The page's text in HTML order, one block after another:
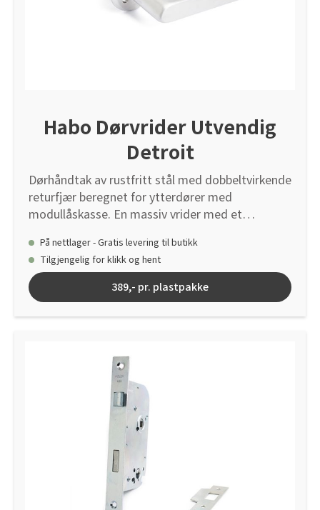
Habo Dørvrider Utvendig
Detroit
Dørhåndtak av rustfritt stål med dobbeltvirkende
returfjær beregnet for ytterdører med
modullåskasse. En massiv vrider med et
fungerer dørhåndtaket også på låskasser hvor
forreiling skjer ved at dørhåndtaket løftes.
Tilpasset dørtykkelse 38-70 mm. Bygger ut 60
mm.
På nettlager - Gratis levering til butikk
Tilgjengelig for klikk og hent
389,- pr. plastpakke